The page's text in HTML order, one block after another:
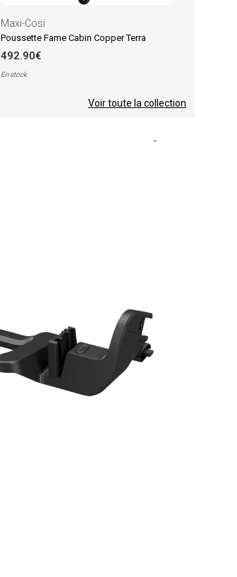
Maxi-Cosi
Poussette Fame Cabin Copper Terra
492.90€
En stock
Voir toute la collection
-